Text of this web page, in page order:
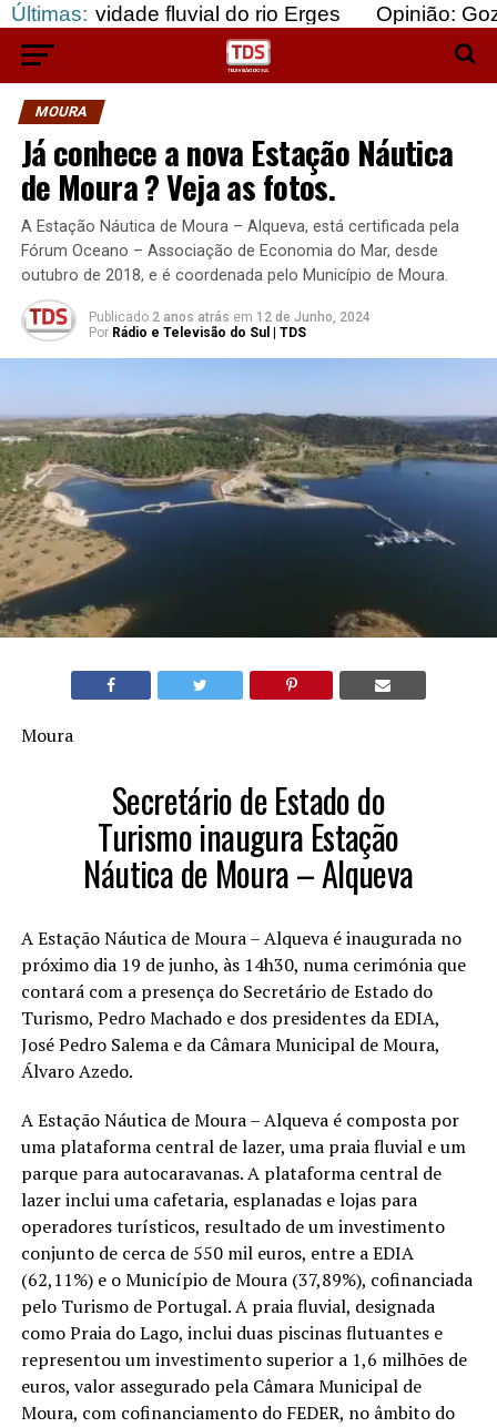
Últimas:fluvial do rio Erges Opinião: Gozar com
MOURA
Já conhece a nova Estação Náutica
de Moura ? Veja as fotos.
A Estação Náutica de Moura – Alqueva, está certificada pela
Fórum Oceano – Associação de Economia do Mar, desde
outubro de 2018, e é coordenada pelo Município de Moura.
Publicado 2 anos atrás em 12 de Junho, 2024
Por Rádio e Televisão do Sul | TDS
Moura
Secretário de Estado do
Turismo inaugura Estação
Náutica de Moura – Alqueva
A Estação Náutica de Moura – Alqueva é inaugurada no
próximo dia 19 de junho, às 14h30, numa cerimónia que
contará com a presença do Secretário de Estado do
Turismo, Pedro Machado e dos presidentes da EDIA,
José Pedro Salema e da Câmara Municipal de Moura,
Álvaro Azedo.
A Estação Náutica de Moura – Alqueva é composta por
uma plataforma central de lazer, uma praia fluvial e um
parque para autocaravanas. A plataforma central de
lazer inclui uma cafetaria, esplanadas e lojas para
operadores turísticos, resultado de um investimento
conjunto de cerca de 550 mil euros, entre a EDIA
(62,11%) e o Município de Moura (37,89%), cofinanciada
pelo Turismo de Portugal. A praia fluvial, designada
como Praia do Lago, inclui duas piscinas flutuantes e
representou um investimento superior a 1,6 milhões de
euros, valor assegurado pela Câmara Municipal de
Moura, com cofinanciamento do FEDER, no âmbito do